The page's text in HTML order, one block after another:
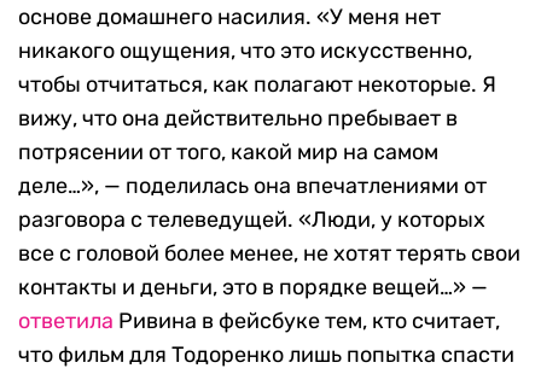
основе домашнего насилия. «У меня нет
никакого ощущения, что это искусственно,
чтобы отчитаться, как полагают некоторые. Я
вижу, что она действительно пребывает в
потрясении от того, какой мир на самом
деле…», — поделилась она впечатлениями от
разговора с телеведущей. «Люди, у которых
все с головой более менее, не хотят терять свои
контакты и деньги, это в порядке вещей…» —
ответила Ривина в фейсбуке тем, кто считает,
что фильм для Тодоренко лишь попытка спасти